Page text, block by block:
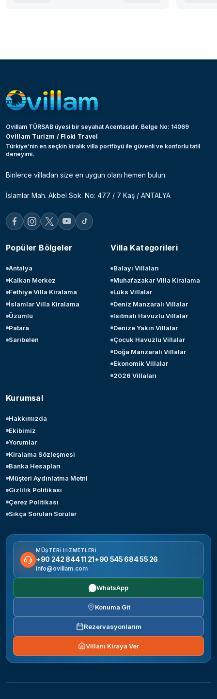
Ovillam TÜRSAB üyesi bir seyahat Acentasıdır. Belge No: 14069
Ovillam Turizm / Floki Travel
Türkiye’nin en seçkin kiralık villa portföyü ile güvenli ve konforlu tatil
deneyimi.
Binlerce villadan size en uygun olanı hemen bulun.
İslamlar Mah. Akbel Sok. No: 477 / 7 Kaş / ANTALYA
Popüler Bölgeler
Antalya
Kalkan Merkez
Fethiye Villa Kiralama
İslamlar Villa Kiralama
Üzümlü
Patara
Sarıbelen
Villa Kategorileri
Balayı Villaları
Muhafazakar Villa Kiralama
Lüks Villalar
Deniz Manzaralı Villalar
Isıtmalı Havuzlu Villalar
Denize Yakın Villalar
Çocuk Havuzlu Villalar
Doğa Manzaralı Villalar
Ekonomik Villalar
2026 Villaları
Kurumsal
Hakkımızda
Ekibimiz
Yorumlar
Kiralama Sözleşmesi
Banka Hesapları
Müşteri Aydınlatma Metni
Gizlilik Politikası
Çerez Politikası
Sıkça Sorulan Sorular
MÜŞTERI HIZMETLERI
+90 242 844 11 21+90 545 684 55 26
info@ovillam.com
WhatsApp
Konuma Git
Rezervasyonlarım
Villanı Kiraya Ver